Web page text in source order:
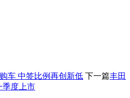
车 中签比例再创新低 下一篇丰田
季度上市